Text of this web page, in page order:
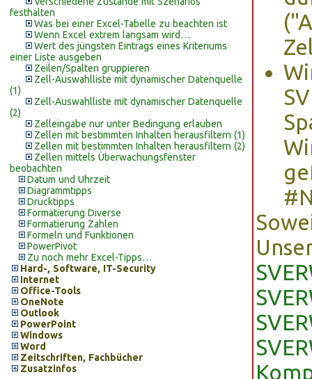
festhalten
Was bei einer Excel-Tabelle zu beachten ist
Wenn Excel extrem langsam wird…
Wert des jüngsten Eintrags eines Kriteriums
einer Liste ausgeben
Zeilen/Spalten gruppieren
Zell-Auswahlliste mit dynamischer Datenquelle
(1)
Zell-Auswahlliste mit dynamischer Datenquelle
(2)
Zelleingabe nur unter Bedingung erlauben
Zellen mit bestimmten Inhalten herausfiltern (1)
Zellen mit bestimmten Inhalten herausfiltern (2)
Zellen mittels Überwachungsfenster
beobachten
Datum und Uhrzeit
Diagrammtipps
Drucktipps
Formatierung Diverse
Formatierung Zahlen
Formeln und Funktionen
PowerPivot
Zu noch mehr Excel-Tipps…
Hard-, Software, IT-Security
Internet
Office-Tools
OneNote
Outlook
PowerPoint
Windows
Word
Zeitschriften, Fachbücher
Zusatzinfos